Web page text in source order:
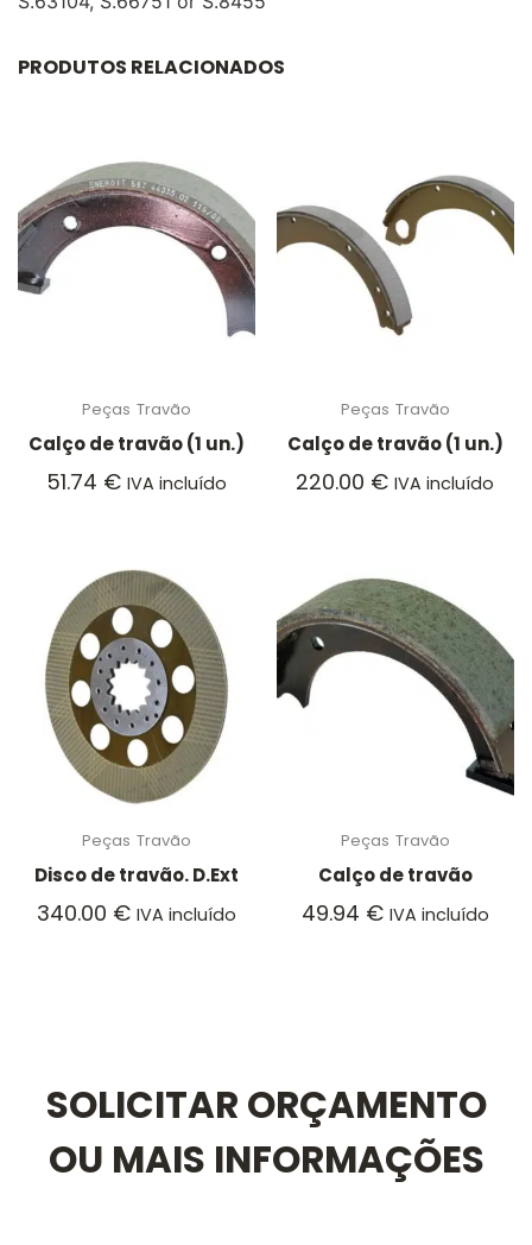
PRODUTOS RELACIONADOS
Peças Travão
Calço de travão (1 un.)
51.74 € IVA incluído
Peças Travão
Calço de travão (1 un.)
220.00 € IVA incluído
Peças Travão
Disco de travão. D.Ext
340.00 € IVA incluído
Peças Travão
Calço de travão
49.94 € IVA incluído
SOLICITAR ORÇAMENTO
OU MAIS INFORMAÇÕES